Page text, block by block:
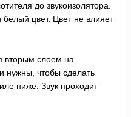
до звукоизолятора.
цвет. Цвет не влияет
вторым слоем на
нужны, чтобы сделать
ниже. Звук проходит